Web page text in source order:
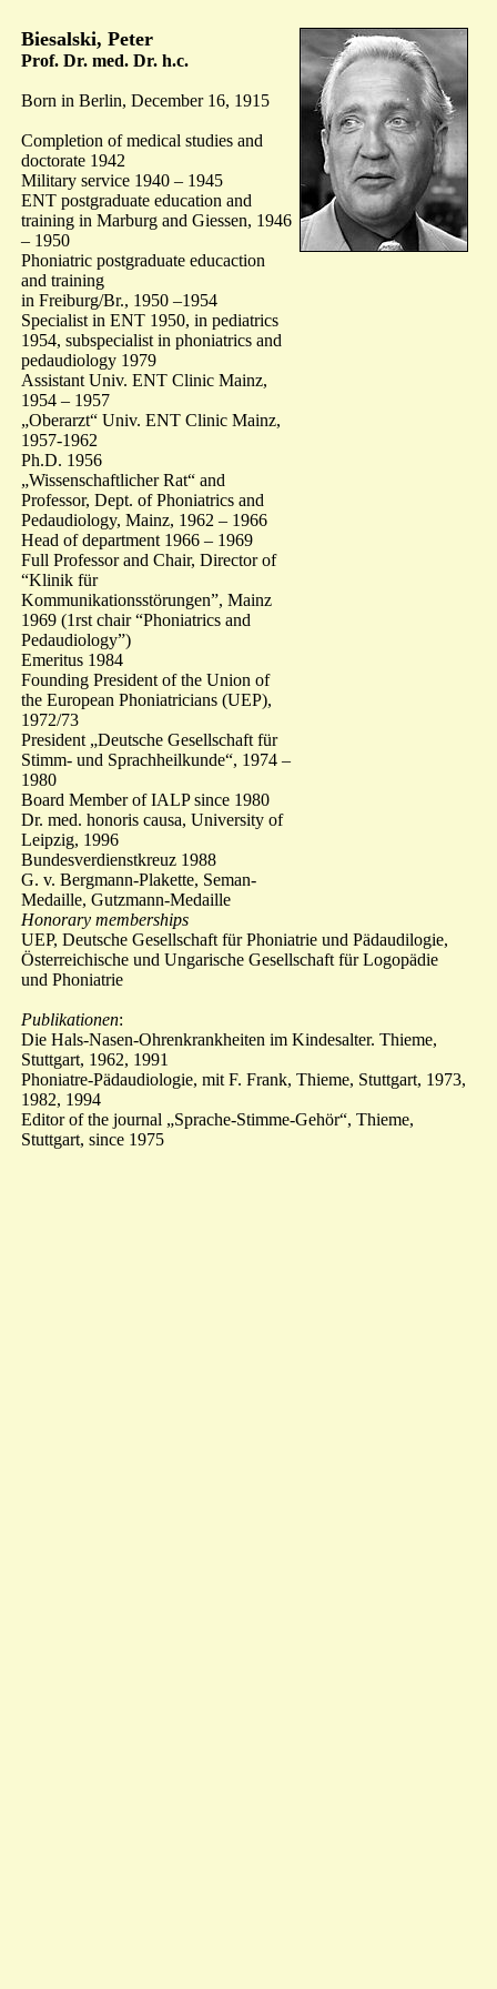
Biesalski, Peter
Prof. Dr. med. Dr. h.c.
Born in Berlin, December 16, 1915
Completion of medical studies and
doctorate 1942
Military service 1940 – 1945
ENT postgraduate education and
training in Marburg and Giessen, 1946
– 1950
Phoniatric postgraduate educaction
and training
in Freiburg/Br., 1950 –1954
Specialist in ENT 1950, in pediatrics
1954, subspecialist in phoniatrics and
pedaudiology 1979
Assistant Univ. ENT Clinic Mainz,
1954 – 1957
„Oberarzt“ Univ. ENT Clinic Mainz,
1957-1962
Ph.D. 1956
„Wissenschaftlicher Rat“ and
Professor, Dept. of Phoniatrics and
Pedaudiology, Mainz, 1962 – 1966
Head of department 1966 – 1969
Full Professor and Chair, Director of
“Klinik für
Kommunikationsstörungen”, Mainz
1969 (1rst chair “Phoniatrics and
Pedaudiology”)
Emeritus 1984
Founding President of the Union of
the European Phoniatricians (UEP),
1972/73
President „Deutsche Gesellschaft für
Stimm- und Sprachheilkunde“, 1974 –
1980
Board Member of IALP since 1980
Dr. med. honoris causa, University of
Leipzig, 1996
Bundesverdienstkreuz 1988
G. v. Bergmann-Plakette, Seman-
Medaille, Gutzmann-Medaille
Honorary memberships
UEP, Deutsche Gesellschaft für Phoniatrie und Pädaudilogie,
Österreichische und Ungarische Gesellschaft für Logopädie
und Phoniatrie
Publikationen:
Die Hals-Nasen-Ohrenkrankheiten im Kindesalter. Thieme,
Stuttgart, 1962, 1991
Phoniatre-Pädaudiologie, mit F. Frank, Thieme, Stuttgart, 1973,
1982, 1994
Editor of the journal „Sprache-Stimme-Gehör“, Thieme,
Stuttgart, since 1975